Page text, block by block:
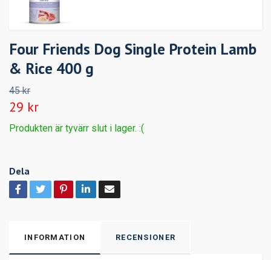
Four Friends Dog Single Protein Lamb
& Rice 400 g
45 kr
29 kr
Produkten är tyvärr slut i lager. :(
Dela
INFORMATION RECENSIONER